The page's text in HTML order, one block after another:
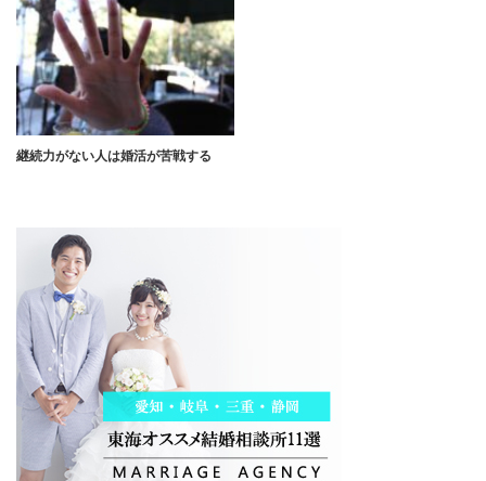
継続力がない人は婚活が苦戦する